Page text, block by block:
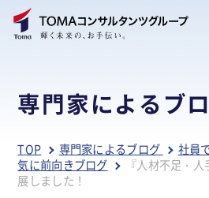
専門家によるブ
TOP 専門家によるブログ
社員
気に前向きブログ
『人材不足・
展しました！